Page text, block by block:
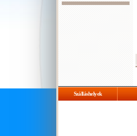
Szálláshelyek